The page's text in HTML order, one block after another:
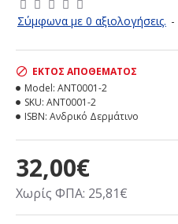
Σύμφωνα με 0 αξιολογήσεις. -
32,00€
Χωρίς ΦΠΑ: 25,81€
ΕΚΤΌΣ ΑΠΟΘΈΜΑΤΟΣ
Model: ANT0001-2
SKU: ANT0001-2
ISBN: Ανδρικό Δερμάτινο